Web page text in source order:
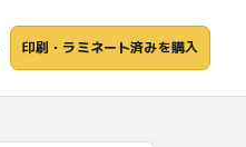
印刷・ラミネート済みを購入